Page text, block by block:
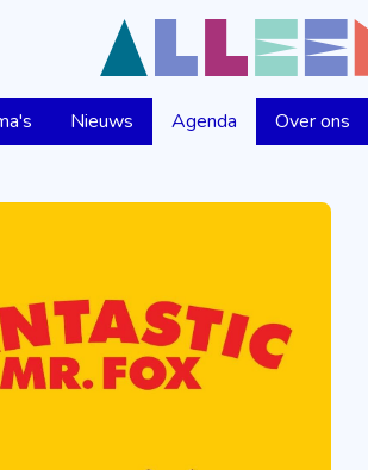
Nieuws Agenda Over ons